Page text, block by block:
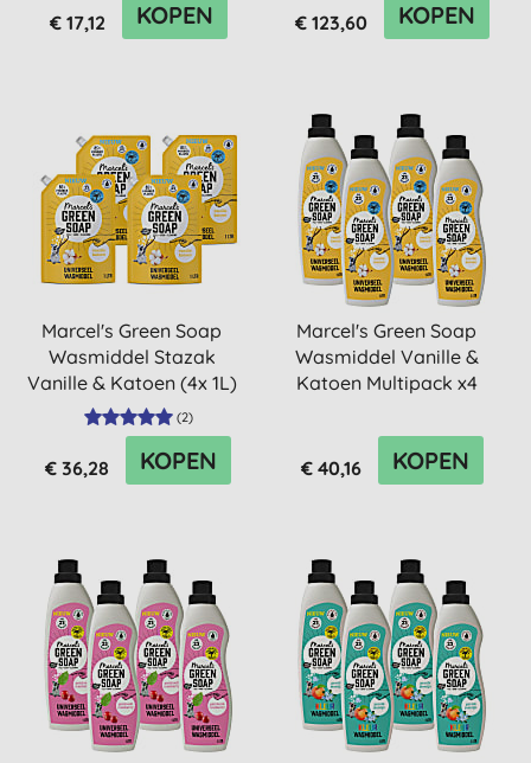
€ 17,12 KOPEN € 123,60 KOPEN
Marcel's Green Soap
Wasmiddel Stazak
Vanille & Katoen (4x 1L)
(2)
€ 36,28 KOPEN
Marcel's Green Soap
Wasmiddel Vanille &
Katoen Multipack x4
€ 40,16 KOPEN